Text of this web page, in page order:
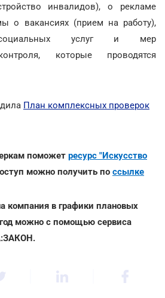
инвалидов), о рекламе
о вакансиях (прием на работу),
социальных услуг и мер
которые проводятся
План комплексных проверок
поможет ресурс "Искусство
можно получить по ссылке
компания в графики плановых
можно с помощью сервиса